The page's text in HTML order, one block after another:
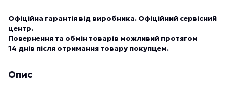
Офіційна гарантія від виробника. Офіційний сервісний
центр.
Повернення та обмін товарів можливий протягом
14 днів після отримання товару покупцем.
Опис